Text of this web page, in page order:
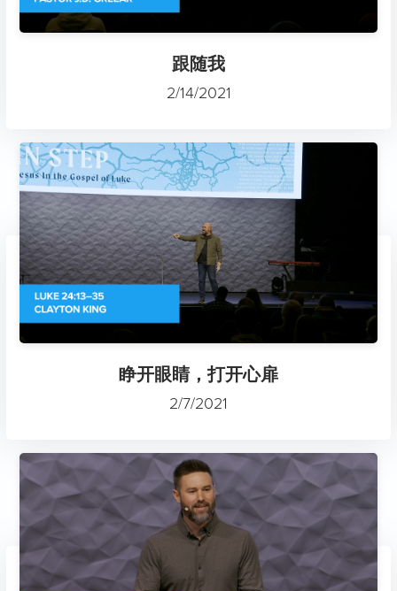
跟随我
2/14/2021
睁开眼睛，打开心扉
2/7/2021